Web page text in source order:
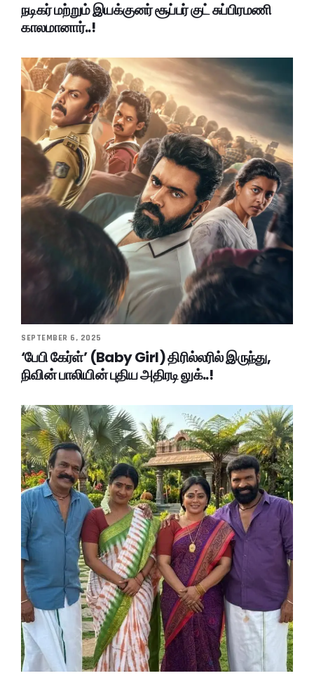
நடிகர் மற்றும் இயக்குனர் சூப்பர் குட் சுப்பிரமணி
காலமானார்..!
SEPTEMBER 6, 2025
‘பேபி கேர்ள்’ (Baby Girl) திரில்லரில் இருந்து,
நிவின் பாலியின் புதிய அதிரடி லுக்..!